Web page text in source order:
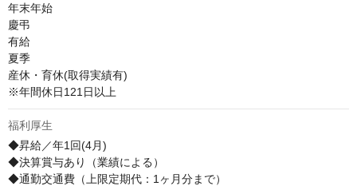
年末年始
慶弔
有給
夏季
産休・育休(取得実績有)
※年間休日121日以上
福利厚生
◆昇給／年1回(4月)
◆決算賞与あり（業績による）
◆通勤交通費（上限定期代：1ヶ月分まで）